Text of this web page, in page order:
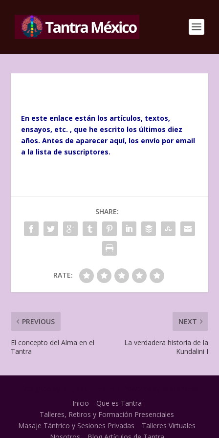
En este enlace están los artículos, textos,
ensayos, etc. , que he escrito los últimos diez
años. Antes de aparecer aquí, los envío por email
a la lista de suscriptores.
SHARE:
RATE:
PREVIOUS
El concepto del Alma en el
Tantra
NEXT
La verdadera historia de la
Kundalini I
Inicio
Que es Tantra
Talleres, Retiros y Formación Presenciales
Masaje Tántrico y Sesiones Privadas
Talleres Virtuales